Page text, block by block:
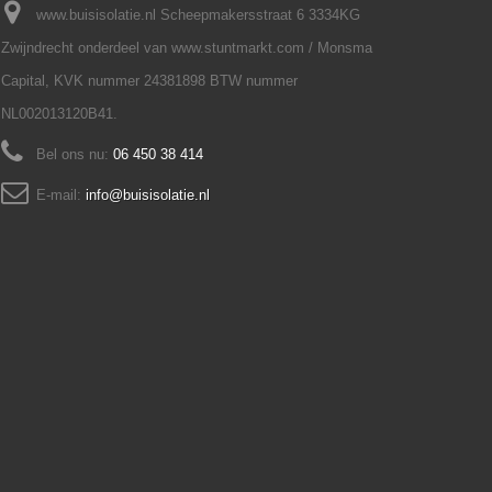
www.buisisolatie.nl Scheepmakersstraat 6 3334KG
Zwijndrecht onderdeel van www.stuntmarkt.com / Monsma
Capital, KVK nummer 24381898 BTW nummer
NL002013120B41.
Bel ons nu: 06 450 38 414
E-mail: info@buisisolatie.nl